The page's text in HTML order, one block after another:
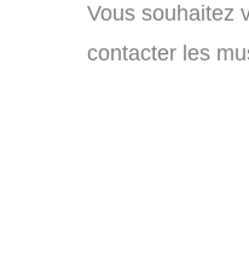
Vous souhaitez
contacter les